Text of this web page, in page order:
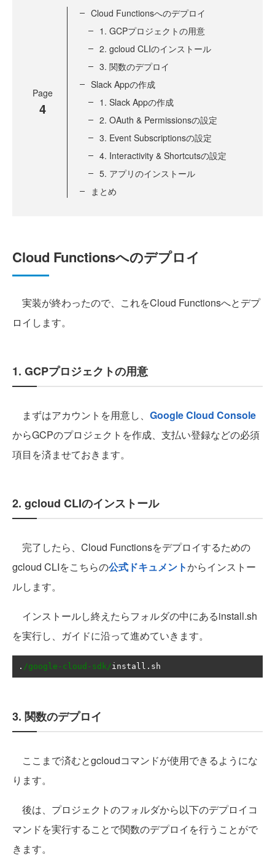
Page
4
Cloud Functionsへのデプロイ
1. GCPプロジェクトの用意
2. gcloud CLIのインストール
3. 関数のデプロイ
Slack Appの作成
1. Slack Appの作成
2. OAuth & Permissionsの設定
3. Event Subscriptionsの設定
4. Interactivity & Shortcutsの設定
5. アプリのインストール
まとめ
Cloud Functionsへのデプロイ
実装が終わったので、これをCloud Functionsへとデプ
ロイします。
1. GCPプロジェクトの用意
まずはアカウントを用意し、 Google Cloud Console
からGCPのプロジェクトを作成、支払い登録などの必須
項目を済ませておきます。
2. gcloud CLIのインストール
完了したら、Cloud Functionsをデプロイするための
gcloud CLIをこちらの公式ドキュメントからインストー
ルします。
インストールし終えたらフォルダの中にあるinstall.sh
を実行し、ガイドに沿って進めていきます。
. /google-cloud-sdk/install . sh
3. 関数のデプロイ
ここまで済むとgcloudコマンドが使用できるようにな
ります。
後は、プロジェクトのフォルダから以下のデプロイコ
マンドを実行することで関数のデプロイを行うことがで
きます。